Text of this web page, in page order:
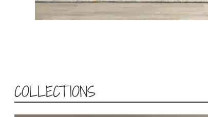
COLLECTIONS